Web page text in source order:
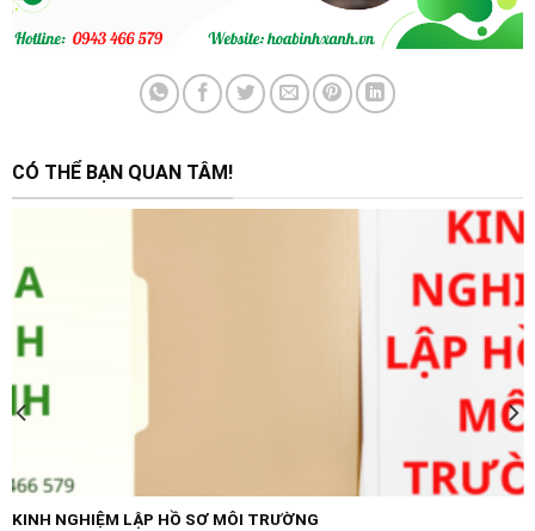
CÓ THỂ BẠN QUAN TÂM!
KINH NGHIỆM LẬP HỒ SƠ MÔI TRƯỜNG